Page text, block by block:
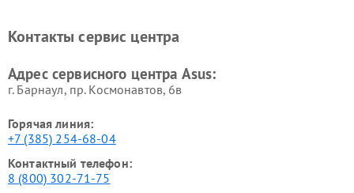
Контакты сервис центра
Адрес сервисного центра Asus:
г. Барнаул, ​пр. Космонавтов, 6в
Горячая линия:
+7 (385) 254-68-04
Контактный телефон:
8 (800) 302-71-75